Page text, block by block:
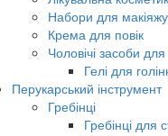
Набори для макіяжу
Крема для повік
Чоловічі засоби для
Гелі для
Перукарський інструмент
Гребінці
Гребінці для